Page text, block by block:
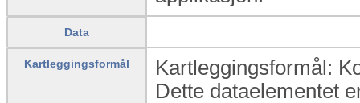
Data
Kartleggingsformål
Kartleggingsformål:
Dette dataelementet